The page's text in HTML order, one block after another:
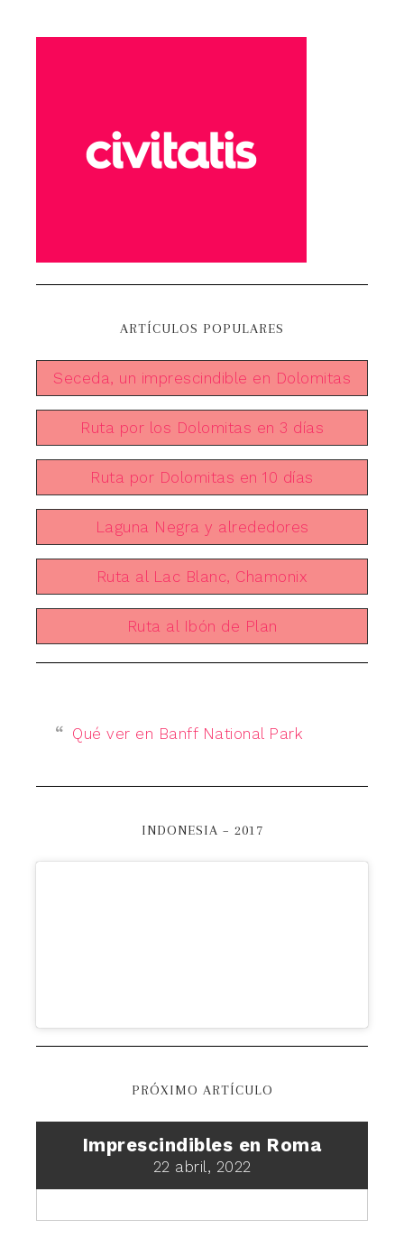
ARTÍCULOS POPULARES
Seceda, un imprescindible en Dolomitas
Ruta por los Dolomitas en 3 días
Ruta por Dolomitas en 10 días
Laguna Negra y alrededores
Ruta al Lac Blanc, Chamonix
Ruta al Ibón de Plan
Qué ver en Banff National Park
INDONESIA – 2017
PRÓXIMO ARTÍCULO
Imprescindibles en Roma
22 abril, 2022